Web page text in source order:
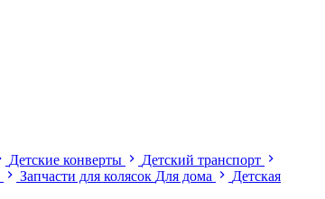
Детские конверты
Детский транспорт
Запчасти для колясок Для дома
Детская